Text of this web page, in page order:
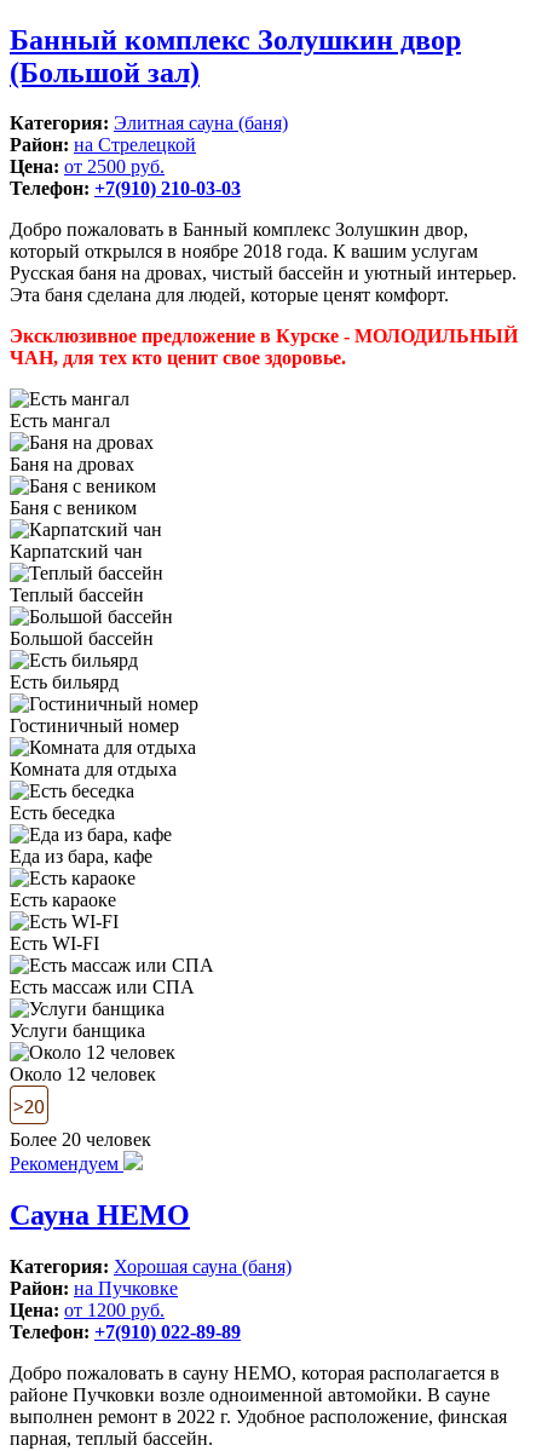
Банный комплекс Золушкин двор
(Большой зал)
Категория: Элитная сауна (баня)
Район: на Стрелецкой
Цена: от 2500 руб.
Телефон: +7(910) 210-03-03
Добро пожаловать в Банный комплекс Золушкин двор,
который открылся в ноябре 2018 года. К вашим услугам
Русская баня на дровах, чистый бассейн и уютный интерьер.
Эта баня сделана для людей, которые ценят комфорт.
Эксклюзивное предложение в Курске - МОЛОДИЛЬНЫЙ
ЧАН, для тех кто ценит свое здоровье.
Есть мангал
Баня на дровах
Баня с веником
Карпатский чан
Теплый бассейн
Большой бассейн
Есть бильярд
Гостиничный номер
Комната для отдыха
Есть беседка
Еда из бара, кафе
Есть караоке
Есть WI-FI
Есть массаж или СПА
Услуги банщика
Около 12 человек
Более 20 человек
Рекомендуем
Сауна НЕМО
Категория: Хорошая сауна (баня)
Район: на Пучковке
Цена: от 1200 руб.
Телефон: +7(910) 022-89-89
Добро пожаловать в сауну НЕМО, которая располагается в
районе Пучковки возле одноименной автомойки. В сауне
выполнен ремонт в 2022 г. Удобное расположение, финская
парная, теплый бассейн.